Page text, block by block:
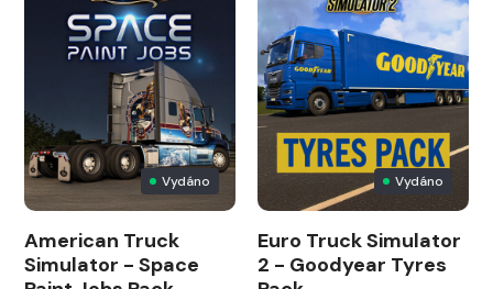
Vydáno
American Truck
Simulator - Space
Vydáno
Euro Truck Simulator
2 - Goodyear Tyres